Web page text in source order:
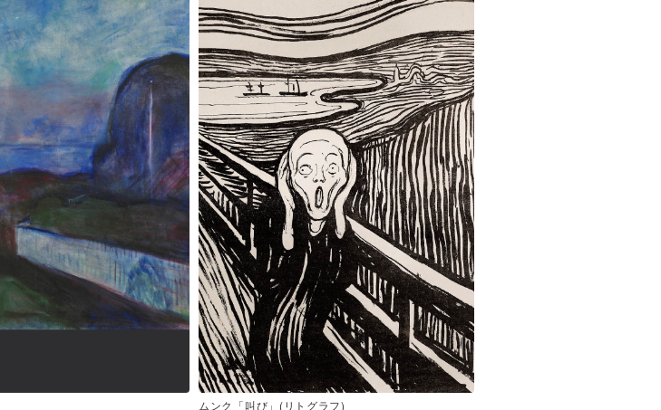
ムンク「叫び」(リトグラフ)